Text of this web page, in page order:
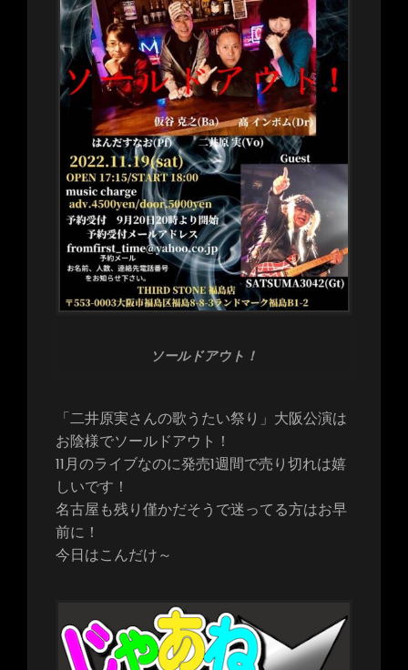
ソールドアウト！
「二井原実さんの歌うたい祭り」大阪公演は
お陰様でソールドアウト！
11月のライブなのに発売1週間で売り切れは嬉
しいです！
名古屋も残り僅かだそうで迷ってる方はお早
前に！
今日はこんだけ～